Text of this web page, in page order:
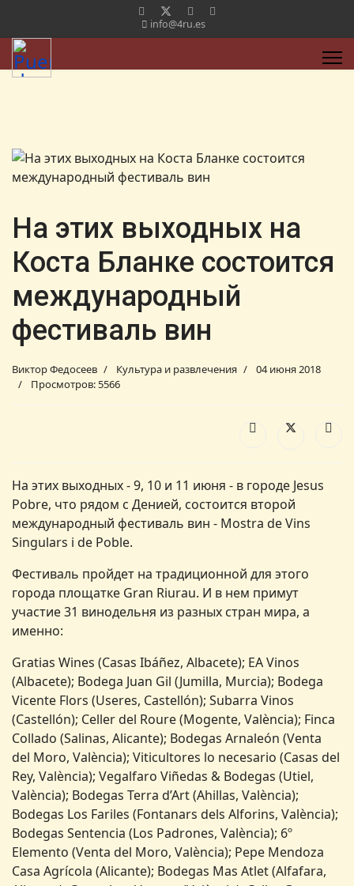
info@4ru.es
На этих выходных на
Коста Бланке состоится
международный
фестиваль вин
Виктор Федосеев Культура и развлечения
04 июня 2018
Просмотров: 5566
На этих выходных - 9, 10 и 11 июня - в городе Jesus
Pobre, что рядом с Денией, состоится второй
международный фестиваль вин - Mostra de Vins
Singulars i de Poble.
Фестиваль пройдет на традиционной для этого
города площатке Gran Riurau. И в нем примут
участие 31 винодельня из разных стран мира, а
именно:
Gratias Wines (Casas Ibáñez, Albacete); EA Vinos
(Albacete); Bodega Juan Gil (Jumilla, Murcia); Bodega
Vicente Flors (Useres, Castellón); Subarra Vinos
(Castellón); Celler del Roure (Mogente, València); Finca
Collado (Salinas, Alicante); Bodegas Arnaleón (Venta
del Moro, València); Viticultores lo necesario (Casas del
Rey, València); Vegalfaro Viñedas & Bodegas (Utiel,
València); Bodegas Terra d’Art (Ahillas, València);
Bodegas Los Fariles (Fontanars dels Alforins, València);
Bodegas Sentencia (Los Padrones, València); 6º
Elemento (Venta del Moro, València); Pepe Mendoza
Casa Agrícola (Alicante); Bodegas Mas Atlet (Alfafara,